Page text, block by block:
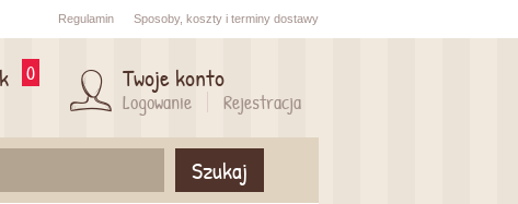
Regulamin Sposoby, koszty i terminy dostawy
0 Twoje konto
Logowanie Rejestracja
Szukaj